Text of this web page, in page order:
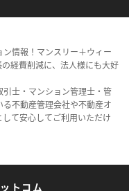
情報！マンスリー＋ウィー
経費削減に、法人様にも大好
士・マンション管理士・管
不動産管理会社や不動産オ
て安心してご利用いただけ
トコム